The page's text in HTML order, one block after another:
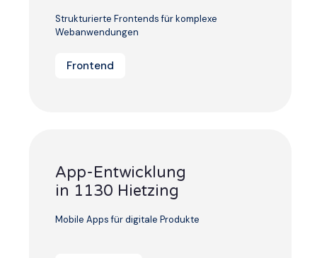
Strukturierte Frontends für komplexe
Webanwendungen
Frontend
App-Entwicklung
in 1130 Hietzing
Mobile Apps für digitale Produkte